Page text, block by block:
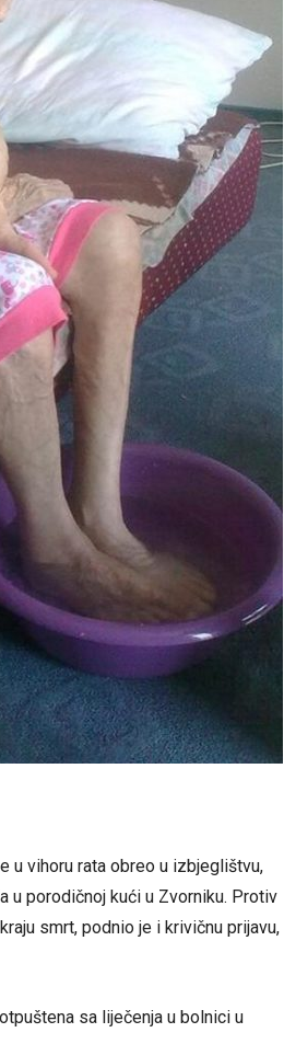
u vihoru rata obreo u izbjeglištvu,
u porodičnoj kući u Zvorniku. Protiv
smrt, podnio je i krivičnu prijavu,
sa liječenja u bolnici u